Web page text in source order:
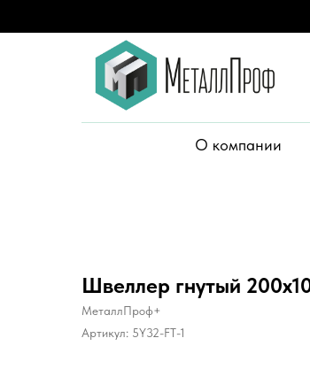
О компании
Швеллер гнутый
МеталлПроф+
Артикул: 5Y32-FT-1